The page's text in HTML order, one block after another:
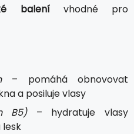
balenívhodné pro
– pomáhá obnovovat
a posiluje vlasy
B5)– hydratuje vlasy
lesk